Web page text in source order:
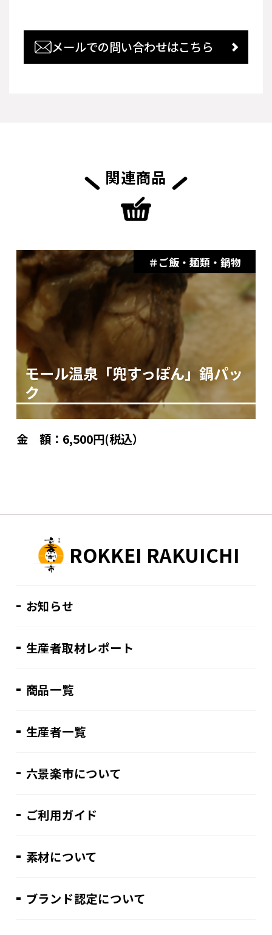
メールでの問い合わせはこちら
関連商品
ご飯・麺類・鍋物
モール温泉「兜すっぽん」鍋パッ
ク
金 額： 6,500円(税込）
ROKKEI RAKUICHI
お知らせ
生産者取材レポート
商品一覧
生産者一覧
六景楽市について
ご利用ガイド
素材について
ブランド認定について